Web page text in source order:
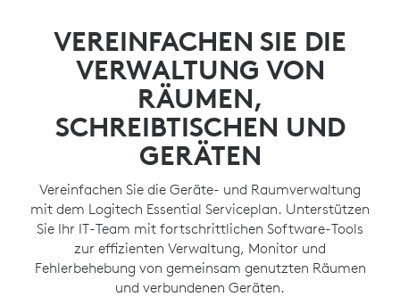
VEREINFACHEN SIE DIE
VERWALTUNG VON
RÄUMEN,
SCHREIBTISCHEN UND
GERÄTEN
Vereinfachen Sie die Geräte- und Raumverwaltung
mit dem Logitech Essential Serviceplan. Unterstützen
Sie Ihr IT-Team mit fortschrittlichen Software-Tools
zur effizienten Verwaltung, Monitor und
Fehlerbehebung von gemeinsam genutzten Räumen
und verbundenen Geräten.